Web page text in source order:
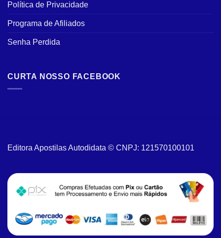
Política de Privacidade
Programa de Afiliados
Senha Perdida
CURTA NOSSO FACEBOOK
Editora Apostilas Autodidata © CNPJ: 121570100101